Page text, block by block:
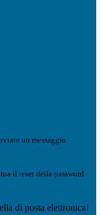
un messaggio
il reset della password
di posta elettronica!